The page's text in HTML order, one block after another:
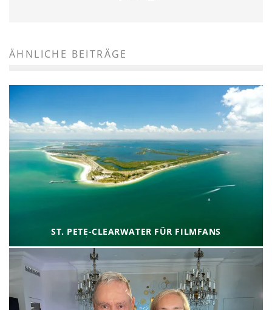
ÄHNLICHE BEITRÄGE
ST. PETE-CLEARWATER FÜR FILMFANS